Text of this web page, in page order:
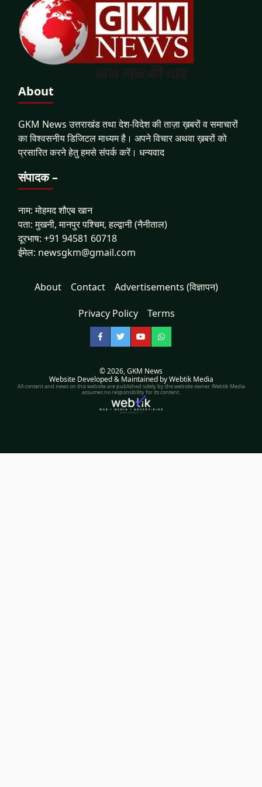
About
GKM News उत्तराखंड तथा देश-विदेश की ताज़ा ख़बरों व समाचारों
का विश्वसनीय डिजिटल माध्यम है। अपने विचार अथवा ख़बरों को
प्रसारित करने हेतु हमसे संपर्क करें। धन्यवाद
संपादक –
नाम: मोहमद शौएब खान
पता: मुखनी, मानपुर पश्चिम, हल्द्वानी (नैनीताल)
दूरभाष: +91 94581 60718
ईमेल: newsgkm@gmail.com
About Contact Advertisements (विज्ञापन)
Privacy Policy Terms
Facebook
TwitterYouTubeWhatsApp
© 2026,GKM News
Website Developed & Maintained by Webtik Media
All content and news on this website are published solely by the website owner. Webtik Media
assumes no responsibility for its content.